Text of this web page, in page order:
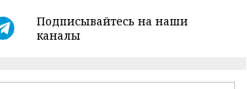
Подписывайтесь на наши
каналы